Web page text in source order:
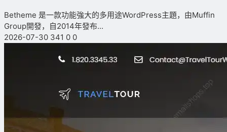
Betheme 是一款功能強大的多用途WordPress主題，由Muffin
Group開發，自2014年發布...
2026-07-30 341 0 0